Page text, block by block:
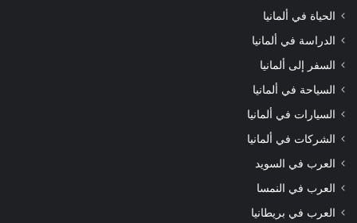
الحياة في ألمانيا
الدراسة في ألمانيا
السفر إلى ألمانيا
السياحة في ألمانيا
السيارات في ألمانيا
الشركات في ألمانيا
العرب في السويد
العرب في النمسا
العرب في بريطانيا